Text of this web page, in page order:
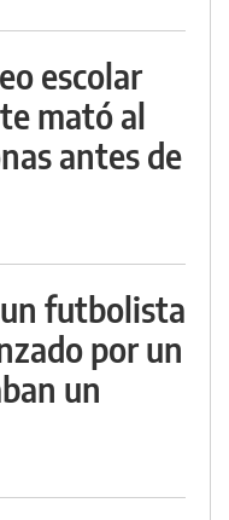
escolar
mató al
antes de
futbolista
por un
un